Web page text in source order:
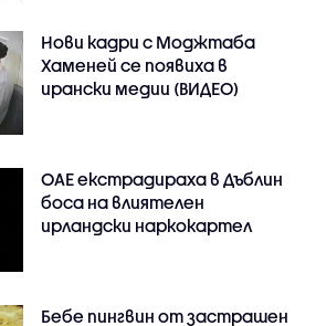
Нови кадри с Моджтаба
Хаменей се появиха в
ирански медии (ВИДЕО)
ОАЕ екстрадираха в Дъблин
боса на влиятелен
ирландски наркокартел
Бебе пингвин от застрашен